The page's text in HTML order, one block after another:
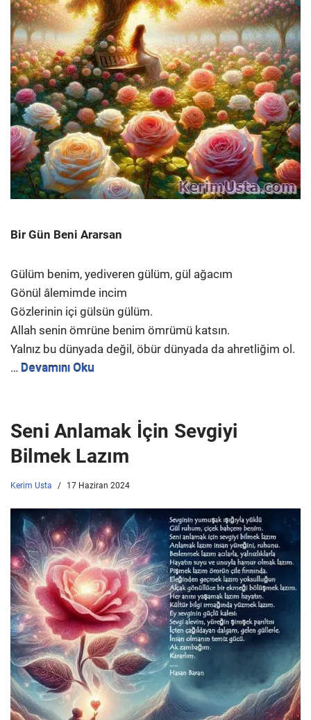
Bir Gün Beni Ararsan
Gülüm benim, yediveren gülüm, gül ağacım
Gönül âlemimde incim
Gözlerinin içi gülsün gülüm.
Allah senin ömrüne benim ömrümü katsın.
Yalnız bu dünyada değil, öbür dünyada da ahretliğim ol.
… Devamını Oku
Seni Anlamak İçin Sevgiyi
Bilmek Lazım
Kerim Usta 17 Haziran 2024